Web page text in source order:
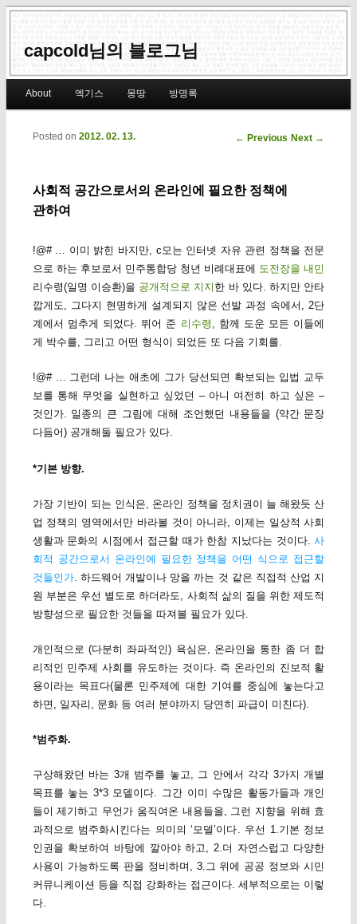
capcold님의 블로그님
Skip to primary content
Skip to secondary content
About 엑기스 몽땅 방명록
Post navigation
← Previous Next →
사회적 공간으로서의 온라인에 필요한 정책에
관하여
Posted on 2012. 02. 13.
!@# … 이미 밝힌 바지만, c모는 인터넷 자유 관련 정책을 전문
으로 하는 후보로서 민주통합당 청년 비례대표에 도전장을 내민
리수령(일명 이승환)을 공개적으로 지지 한 바 있다. 하지만 안타
깝게도, 그다지 현명하게 설계되지 않은 선발 과정 속에서, 2단
계에서 멈추게 되었다. 뛰어 준 리수령
, 함께 도운 모든 이들에
게 박수를, 그리고 어떤 형식이 되었든 또 다음 기회를.
!@# … 그런데 나는 애초에 그가 당선되면 확보되는 입법 교두
보를 통해 무엇을 실현하고 싶었던 – 아니 여전히 하고 싶은 –
것인가. 일종의 큰 그림에 대해 조언했던 내용들을 (약간 문장
다듬어) 공개해둘 필요가 있다.
*기본 방향.
가장 기반이 되는 인식은, 온라인 정책을 정치권이 늘 해왔듯 산
업 정책의 영역에서만 바라볼 것이 아니라, 이제는 일상적 사회
생활과 문화의 시점에서 접근할 때가 한참 지났다는 것이다.사
회적 공간으로서 온라인에 필요한 정책을 어떤 식으로 접근할
것들인가. 하드웨어 개발이나 망을 까는 것 같은 직접적 산업 지
원 부분은 우선 별도로 하더라도, 사회적 삶의 질을 위한 제도적
방향성으로 필요한 것들을 따져볼 필요가 있다.
개인적으로 (다분히 좌파적인) 욕심은, 온라인을 통한 좀 더 합
리적인 민주제 사회를 유도하는 것이다. 즉 온라인의 진보적 활
용이라는 목표다(물론 민주제에 대한 기여를 중심에 놓는다고
하면, 일자리, 문화 등 여러 분야까지 당연히 파급이 미친다).
*범주화.
구상해왔던 바는 3개 범주를 놓고, 그 안에서 각각 3가지 개별
목표를 놓는 3*3 모델이다. 그간 이미 수많은 활동가들과 개인
들이 제기하고 무언가 움직여온 내용들을, 그런 지향을 위해 효
과적으로 범주화시킨다는 의미의 ‘모델’이다. 우선 1.기본 정보
인권을 확보하여 바탕에 깔아야 하고, 2.더 자연스럽고 다양한
사용이 가능하도록 판을 정비하며, 3.그 위에 공공 정보와 시민
커뮤니케이션 등을 직접 강화하는 접근이다. 세부적으로는 이렇
다.